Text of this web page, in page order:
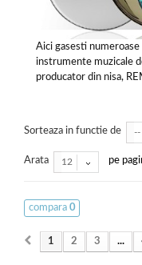
Aici gasesti
instrumente muzicale
producator din nisa,
Sorteaza in functie de --
Arata 12 pe
compara 0
1 2 3 ...